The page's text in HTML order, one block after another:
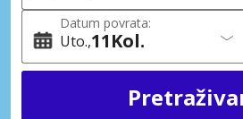
Datum povrata:
Uto. 11Kol.